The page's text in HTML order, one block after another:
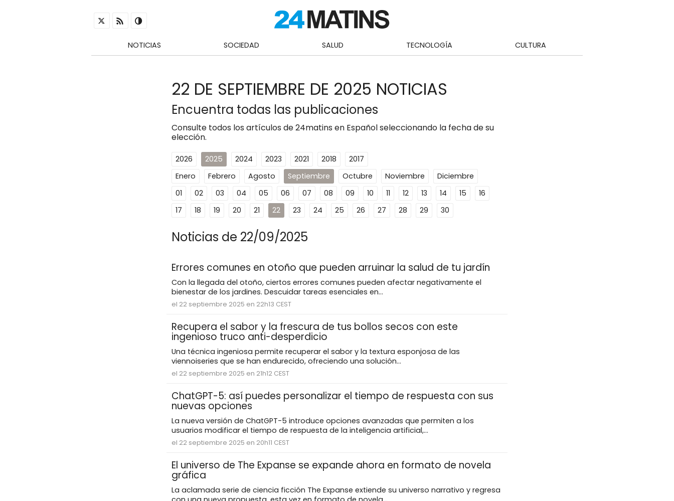
NOTICIAS SOCIEDAD SALUD TECNOLOGÍA CULTURA
22 DE SEPTIEMBRE DE 2025 NOTICIAS
Encuentra todas las publicaciones
Consulte todos los artículos de 24matins en Español seleccionando la fecha de su
elección.
2026 2025 2024 2023 2021 2018
2017
Enero
Febrero Agosto Septiembre Octubre Noviembre
Diciembre
01
02 03 04 05 06 07 08 09 10 11 12 13 14 15
16
17
18 19 20 21 22 23 24 25 26 27 28 29 30
Noticias de 22/09/2025
Errores comunes en otoño que pueden arruinar la salud de tu jardín
Con la llegada del otoño, ciertos errores comunes pueden afectar negativamente el
bienestar de los jardines. Descuidar tareas esenciales en...
el 22 septiembre 2025 en 22h13 CEST
Recupera el sabor y la frescura de tus bollos secos con este
ingenioso truco anti-desperdicio
Una técnica ingeniosa permite recuperar el sabor y la textura esponjosa de las
viennoiseries que se han endurecido, ofreciendo una solución...
el 22 septiembre 2025 en 21h12 CEST
ChatGPT-5: así puedes personalizar el tiempo de respuesta con sus
nuevas opciones
La nueva versión de ChatGPT-5 introduce opciones avanzadas que permiten a los
usuarios modificar el tiempo de respuesta de la inteligencia artificial,...
el 22 septiembre 2025 en 20h11 CEST
El universo de The Expanse se expande ahora en formato de novela
gráfica
La aclamada serie de ciencia ficción The Expanse extiende su universo narrativo y regresa